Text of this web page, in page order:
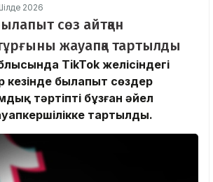
2026
сөз айтқан
жауапқа тартылды
TikTok желісіндегі
кезінде былапыт сөздер
тәртіпті бұзған әйел
тартылды.